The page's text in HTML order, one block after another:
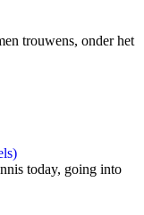
trouwens, onder het
today, going into